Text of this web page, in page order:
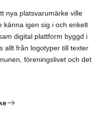
nya platsvarumärke ville
känna igen sig i och enkelt
digital plattform byggd i
allt från logotyper till texter
föreningslivet och det